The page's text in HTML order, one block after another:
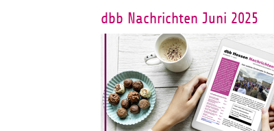
dbb Nachrichten Juni 2025